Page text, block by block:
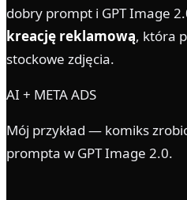
dobry prompt i GPT Image
kreację reklamową, która
stockowe zdjęcia.
AI + META ADS
Mój przykład — komiks
prompta w GPT Image 2.0.